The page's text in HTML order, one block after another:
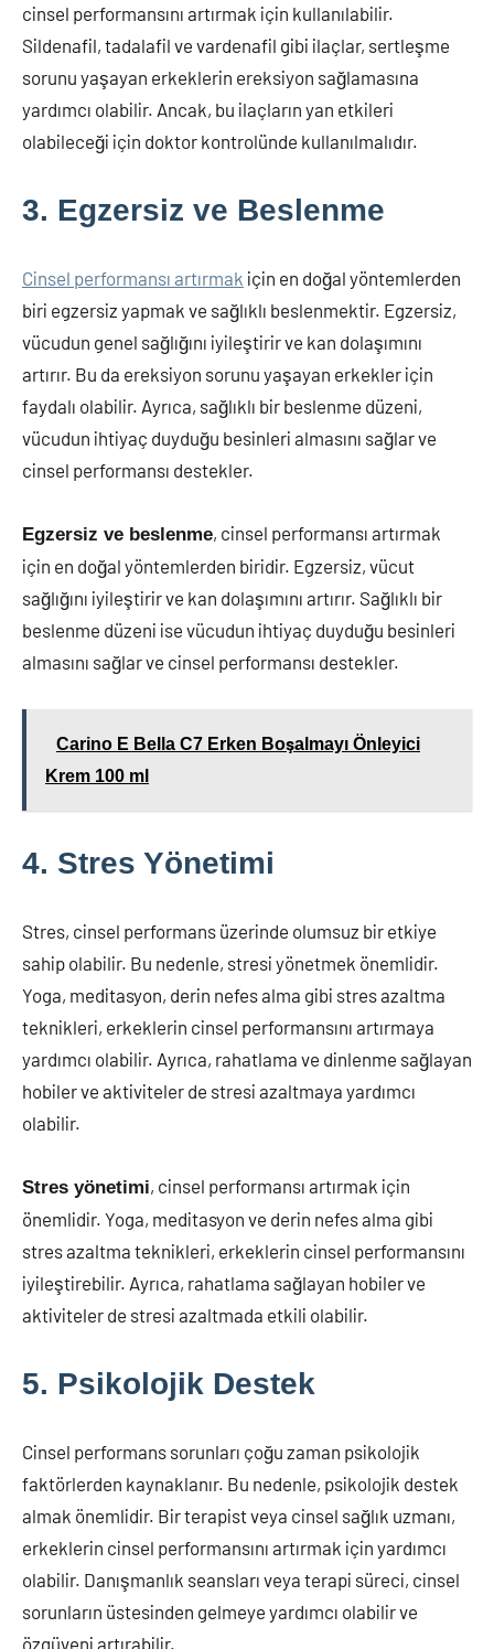
cinsel performansını artırmak için kullanılabilir.
Sildenafil, tadalafil ve vardenafil gibi ilaçlar, sertleşme
sorunu yaşayan erkeklerin ereksiyon sağlamasına
yardımcı olabilir. Ancak, bu ilaçların yan etkileri
olabileceği için doktor kontrolünde kullanılmalıdır.
3. Egzersiz ve Beslenme
Cinsel performansı artırmak için en doğal yöntemlerden
biri egzersiz yapmak ve sağlıklı beslenmektir. Egzersiz,
vücudun genel sağlığını iyileştirir ve kan dolaşımını
artırır. Bu da ereksiyon sorunu yaşayan erkekler için
faydalı olabilir. Ayrıca, sağlıklı bir beslenme düzeni,
vücudun ihtiyaç duyduğu besinleri almasını sağlar ve
cinsel performansı destekler.
Egzersiz ve beslenme, cinsel performansı artırmak
için en doğal yöntemlerden biridir. Egzersiz, vücut
sağlığını iyileştirir ve kan dolaşımını artırır. Sağlıklı bir
beslenme düzeni ise vücudun ihtiyaç duyduğu besinleri
almasını sağlar ve cinsel performansı destekler.
Carino E Bella C7 Erken Boşalmayı Önleyici
Krem 100 ml
4. Stres Yönetimi
Stres, cinsel performans üzerinde olumsuz bir etkiye
sahip olabilir. Bu nedenle, stresi yönetmek önemlidir.
Yoga, meditasyon, derin nefes alma gibi stres azaltma
teknikleri, erkeklerin cinsel performansını artırmaya
yardımcı olabilir. Ayrıca, rahatlama ve dinlenme sağlayan
hobiler ve aktiviteler de stresi azaltmaya yardımcı
olabilir.
Stres yönetimi, cinsel performansı artırmak için
önemlidir. Yoga, meditasyon ve derin nefes alma gibi
stres azaltma teknikleri, erkeklerin cinsel performansını
iyileştirebilir. Ayrıca, rahatlama sağlayan hobiler ve
aktiviteler de stresi azaltmada etkili olabilir.
5. Psikolojik Destek
Cinsel performans sorunları çoğu zaman psikolojik
faktörlerden kaynaklanır. Bu nedenle, psikolojik destek
almak önemlidir. Bir terapist veya cinsel sağlık uzmanı,
erkeklerin cinsel performansını artırmak için yardımcı
olabilir. Danışmanlık seansları veya terapi süreci, cinsel
sorunların üstesinden gelmeye yardımcı olabilir ve
özgüveni artırabilir.